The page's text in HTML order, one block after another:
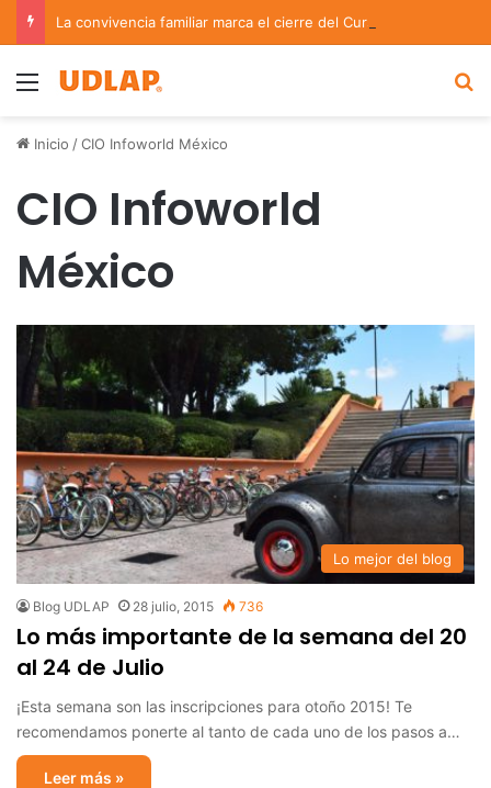
Menu
Inicio /CIO Infoworld México
CIO Infoworld
México
Lo mejor del blog
Blog UDLAP 28 julio, 2015 736
Lo más importante de la semana del 20
al 24 de Julio
¡Esta semana son las inscripciones para otoño 2015! Te
recomendamos ponerte al tanto de cada uno de los pasos a…
Leer más »